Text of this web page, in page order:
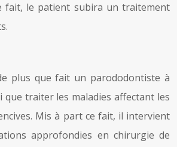
fait, le patient subira un traitement
plus que fait un parododontiste à
que traiter les maladies affectant les
Mis à part ce fait, il intervient
approfondies en chirurgie de